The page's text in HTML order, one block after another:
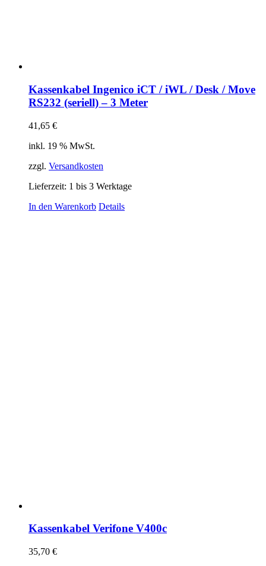
Kassenkabel Ingenico iCT / iWL / Desk / Move
RS232 (seriell) – 3 Meter
41,65 €
inkl. 19 % MwSt.
zzgl. Versandkosten
Lieferzeit: 1 bis 3 Werktage
In den Warenkorb Details
Kassenkabel Verifone V400c
35,70 €